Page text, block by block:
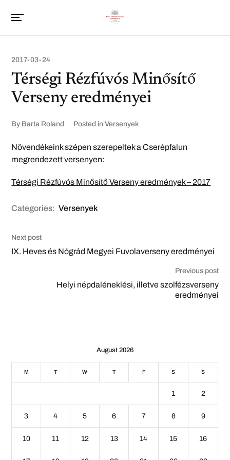
2017-03-24
Térségi Rézfúvós Minősítő
Verseny eredményei
By Barta Roland Posted in Versenyek
Növendékeink szépen szerepeltek a Cserépfalun
megrendezett versenyen:
Térségi Rézfúvós Minősítő Verseny eredmények – 2017
Categories: Versenyek
Next post
IX. Heves és Nógrád Megyei Fuvolaverseny eredményei
Previous post
Helyi népdaléneklési, illetve szolfézsverseny
eredményei
August 2026
M T W T F S S
1 2
3 4 5 6 7 8 9
10 11 12 13 14 15 16